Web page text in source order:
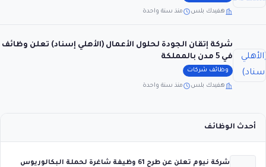
هفيدك بلس منذ سنة واحدة
شركة إتقان الجودة لحلول الأعمال (الأهلي إسناد) تعلن وظائف
في 5 مدن بالمملكة
وظائف شركات
هفيدك بلس منذ سنة واحدة
أحدث الوظائف
شركة نيوم تعلن عن طرح 61 وظيفة شاغرة لحملة البكالوريوس